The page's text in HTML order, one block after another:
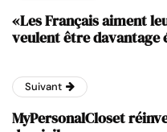
«Les Français aiment
veulent être davantage
Suivant
MyPersonalCloset